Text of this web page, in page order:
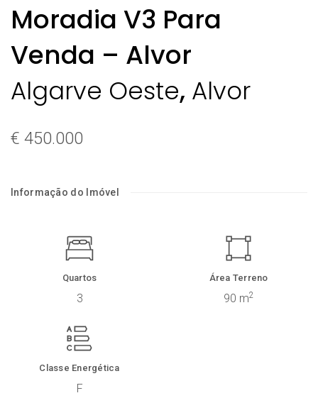
Moradia V3 Para
Venda – Alvor
Algarve Oeste, Alvor
€ 450.000
Informação do Imóvel
Quartos
3
Área Terreno
90 m2
Classe Energética
F